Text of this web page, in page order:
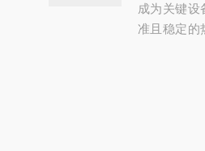
成为关键
准且稳定的
子之间的
热方式能